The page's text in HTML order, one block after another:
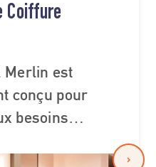
Coiffure
Merlin est
conçu pour
besoins…
›